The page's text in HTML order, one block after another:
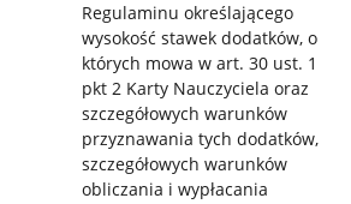
Regulaminu określającego
wysokość stawek dodatków, o
których mowa w art. 30 ust. 1
pkt 2 Karty Nauczyciela oraz
szczegółowych warunków
przyznawania tych dodatków,
szczegółowych warunków
obliczania i wypłacania